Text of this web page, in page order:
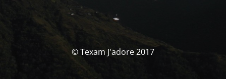
© Texam J'adore 2017